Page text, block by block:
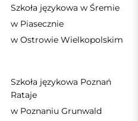
Szkoła językowa w Śremie
w Piasecznie
w Ostrowie Wielkopolskim
Szkoła językowa Poznań
Rataje
w Poznaniu Grunwald